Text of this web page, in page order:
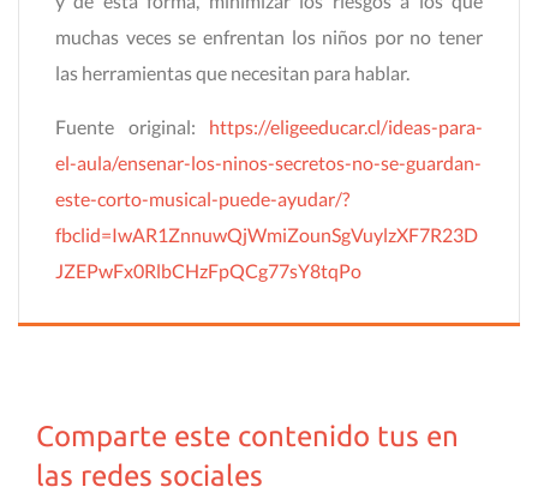
muchas veces se enfrentan los niños por no tener
las herramientas que necesitan para hablar.
Fuente original: https://eligeeducar.cl/ideas-para-
el-aula/ensenar-los-ninos-secretos-no-se-guardan-
este-corto-musical-puede-ayudar/?
fbclid=IwAR1ZnnuwQjWmiZounSgVuylzXF7R23D
JZEPwFx0RlbCHzFpQCg77sY8tqPo
Comparte este contenido tus en
las redes sociales